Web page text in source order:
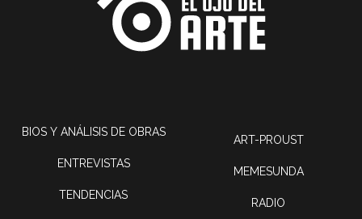
BIOS Y ANÁLISIS DE OBRAS
ENTREVISTAS
TENDENCIAS
ART-PROUST
MEMESUNDA
RADIO